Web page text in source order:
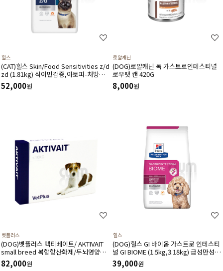
힐스
(CAT)힐스 Skin/Food Sensitivities z/d
zd (1.81kg) 식이민감증,아토피-처방식,
처방사료
52,000원
로얄캐닌
(DOG)로얄캐닌 독 가스트로인테스티널
로우팻 캔 420G
8,000원
벳플러스
(DOG)벳플러스 액티베이트/ AKTIVAIT
small breed 복합항산화제/두뇌영양공
급,인지력상승(60캡슐)소형견용
82,000원
힐스
(DOG)힐스 GI 바이옴­ 가스트로 인테스티
널 GI BIOME (1.5kg,3.18kg) 급성만성위
장관질환-처방식,처방사료
39,000원